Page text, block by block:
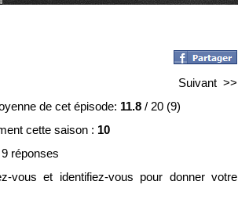
Suivant >>
de cet épisode: 11.8/ 20(9)
cette saison : 10
réponses
vous et identifiez-vous pour donner votre